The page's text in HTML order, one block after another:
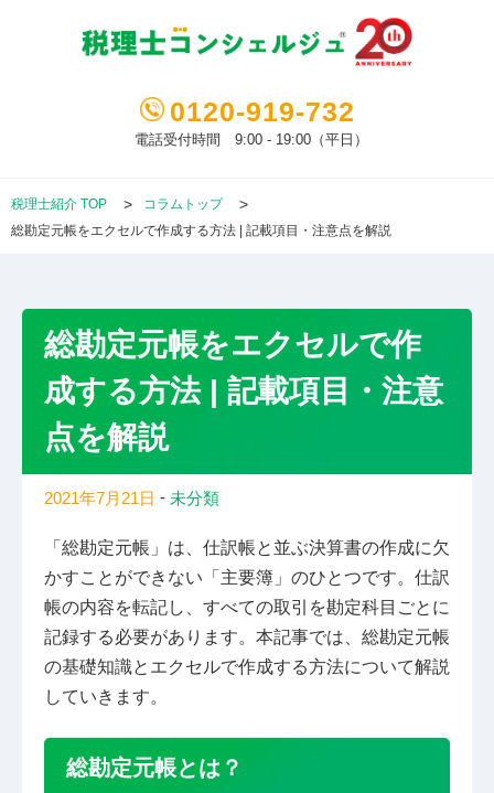
0120-919-732
電話受付時間 9:00 - 19:00（平日）
税理士紹介 TOP
コラムトップ
総勘定元帳をエクセルで作成する方法 | 記載項目・注意点を解説
総勘定元帳をエクセルで作
成する方法 | 記載項目・注意
点を解説
2021年7月21日 - 未分類
「総勘定元帳」は、仕訳帳と並ぶ決算書の作成に欠
かすことができない「主要簿」のひとつです。仕訳
帳の内容を転記し、すべての取引を勘定科目ごとに
記録する必要があります。本記事では、総勘定元帳
の基礎知識とエクセルで作成する方法について解説
していきます。
総勘定元帳とは？